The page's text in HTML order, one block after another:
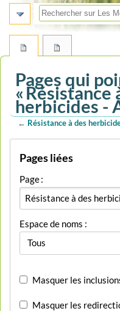
Pages qui
« Résistance
herbicides -
← Résistance à des
navigation
recherche
Pages liées
Page :
Espace de noms :
Tous
Masquer les
Masquer les